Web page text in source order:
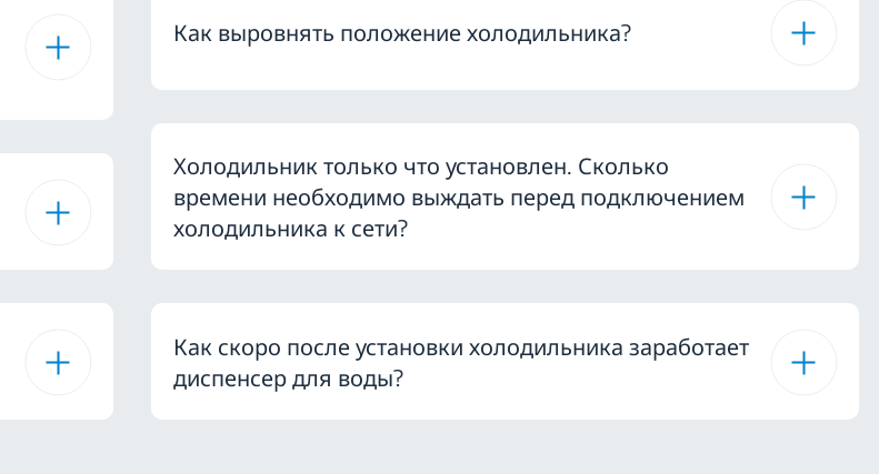
Как выровнять положение холодильника?
Холодильник только что установлен. Сколько
времени необходимо выждать перед подключением
холодильника к сети?
Как скоро после установки холодильника заработает
диспенсер для воды?